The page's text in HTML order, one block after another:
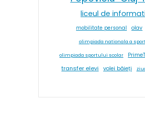
liceul de
mobilitate personal olav
olimpiada nationala a
olimpiada sportului scolar
transfer elevi
volei băieți